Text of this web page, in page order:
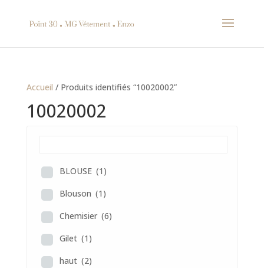
Accueil / Produits identifiés “10020002”
10020002
BLOUSE (1)
Blouson (1)
Chemisier (6)
Gilet (1)
haut (2)